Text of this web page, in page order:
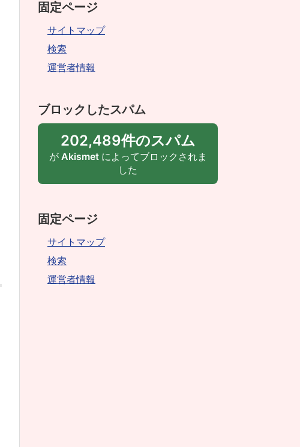
固定ページ
サイトマップ
検索
運営者情報
ブロックしたスパム
202,489件のスパム
が Akismetによってブロックされま
した
固定ページ
サイトマップ
検索
運営者情報